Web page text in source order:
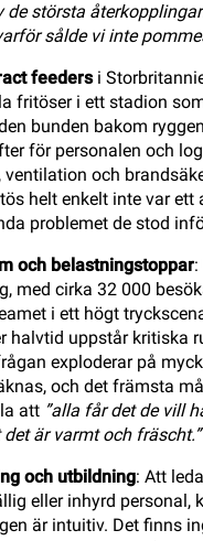
de största
sålde vi inte
feedersi
fritöser i ett stadion
bunden bakom
för personalen och
ventilation och
helt enkelt inte var ett
problemet de stod
och belastningstoppar:
med cirka 32 000
i ett högt
halvtid uppstår kritiska
exploderar på
och det främsta
att ”alla får det de vill
är varmt och fräscht.”
och utbildning: Att
eller inhyrd personal,
är intuitiv. Det finns